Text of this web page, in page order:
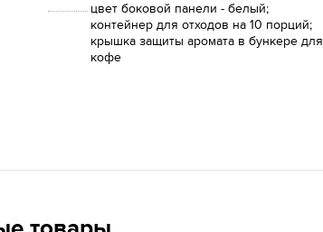
цвет боковой панели - белый;
контейнер для отходов на 10 порций;
крышка защиты аромата в бункере для
кофе